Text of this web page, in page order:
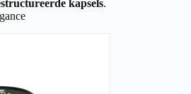
kapsels.